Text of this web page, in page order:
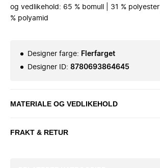
og vedlikehold: 65 % bomull | 31 %
% polyamid
Designer farge: Flerfarget
Designer ID: 8780693864645
MATERIALE OG VEDLIKEHOLD
FRAKT & RETUR